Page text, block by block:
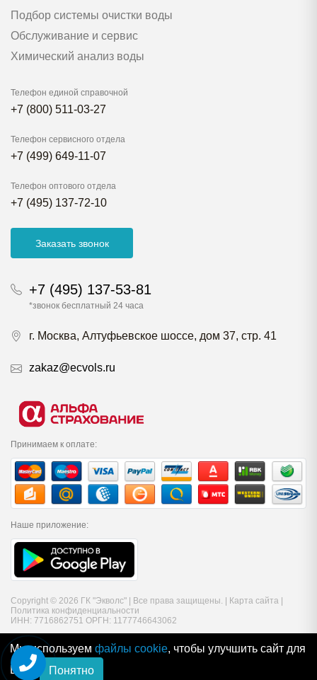
Подбор системы очистки воды
Обслуживание и сервис
Химический анализ воды
Телефон единой справочной
+7 (800) 511-03-27
Телефон сервисного отдела
+7 (499) 649-11-07
Телефон оптового отдела
+7 (495) 137-72-10
Заказать звонок
+7 (495) 137-53-81
*звонок бесплатный 24 часа
г. Москва, Алтуфьевское шоссе, дом 37, стр. 41
zakaz@ecvols.ru
Принимаем к оплате:
Наше приложение:
Copyright © 2026 ГК "Экволс" | Все права защищены. | Карта сайта
Политика конфиденциальности
ИНН: 7716862751 ОРГН: 1177746643062
Мы используем файлы cookie, чтобы улучшить сайт для
Вас
Понятно